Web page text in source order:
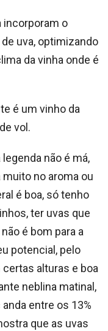
incorporam o
uva, optimizando
da vinha onde é
é um vinho da
vol.
não é má,
muito no aroma ou
é boa, só tenho
ter uvas que
é bom para a
potencial, pelo
alturas e boa
neblina matinal,
entre os 13%
que as uvas